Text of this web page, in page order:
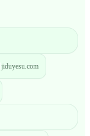
jiduyesu.com